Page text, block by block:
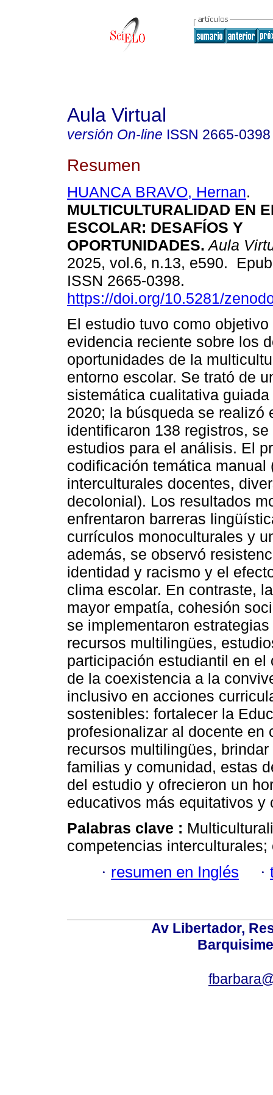
Aula Virtual
versión On-line ISSN 2665-0398
Resumen
HUANCA BRAVO, Hernan.
MULTICULTURALIDAD EN
ESCOLAR: DESAFÍOS Y
OPORTUNIDADES. Aula
2025, vol.6, n.13, e590.
ISSN 2665-0398.
https://doi.org/10.5281/
El estudio tuvo como
evidencia reciente sobre los
oportunidades de la
entorno escolar. Se trató de
sistemática cualitativa
2020; la búsqueda se realizó
identificaron 138 registros,
estudios para el análisis. El
codificación temática
interculturales docentes,
decolonial). Los resultados
enfrentaron barreras
currículos monoculturales y
además, se observó
identidad y racismo y el
clima escolar. En contraste,
mayor empatía, cohesión
se implementaron
recursos multilingües,
participación estudiantil en
de la coexistencia a la
inclusivo en acciones
sostenibles: fortalecer la
profesionalizar al docente en
recursos multilingües,
familias y comunidad, estas
del estudio y ofrecieron un
educativos más equitativos y
Palabras clave :
competencias
· resumen en Inglés ·
Av Libertador,